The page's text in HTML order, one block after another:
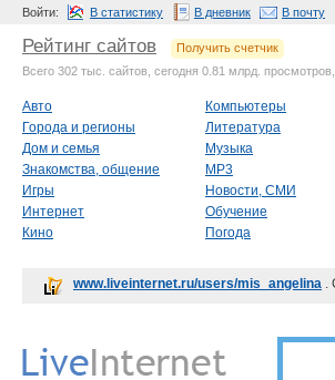
Войти: В статистику В дневник В почту
Рейтинг сайтов
Получить счетчик
Всего 302 тыс. сайтов, сегодня 0.81 млрд.
Авто
Города и регионы
Дом и семья
Знакомства, общение
Игры
Интернет
Кино
Компьютеры
Литература
Музыка
MP3
Новости, СМИ
Обучение
Погода
www.liveinternet.ru/users/mis_angelina .